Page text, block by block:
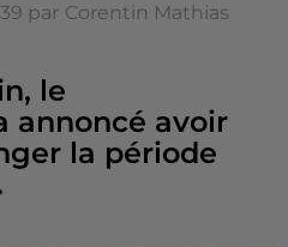
par Corentin Mathias
le
annoncé avoir
la période